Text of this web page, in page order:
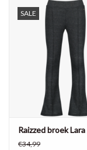
SALE
Raizzed broek Lara
€34,99